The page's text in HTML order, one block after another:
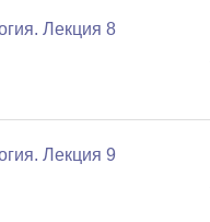
Лекция 8
Лекция 9